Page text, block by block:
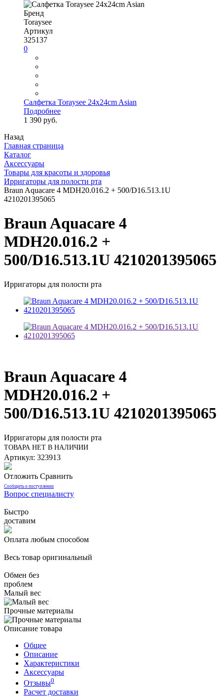
Бренд
Toraysee
Артикул
325137
0
Салфетка Toraysee 24x24cm Asian
Подробнее
1 390 руб.
Назад
Главная страница
Каталог
Аксессуары
Товары для красоты и здоровья
Ирригаторы для полости рта
Braun Aquacare 4 MDH20.016.2 + 500/D16.513.1U
4210201395065
Braun Aquacare 4
MDH20.016.2 +
500/D16.513.1U 4210201395065
Ирригаторы для полости рта
Braun Aquacare 4
MDH20.016.2 +
500/D16.513.1U 4210201395065
Ирригаторы для полости рта
ТОВАРА НЕТ В НАЛИЧИИ
Артикул: 323913
Отложить Сравнить
Сообщить о поступлении
Вопрос специалисту
Быстро
доставим
Оплата любым способом
Весь товар оригинальный
Обмен без
проблем
Малый вес
Прочные материалы
Описание товара
Общее
Описание
Характеристики
Аксессуары
Отзывы0
Расчет доставки